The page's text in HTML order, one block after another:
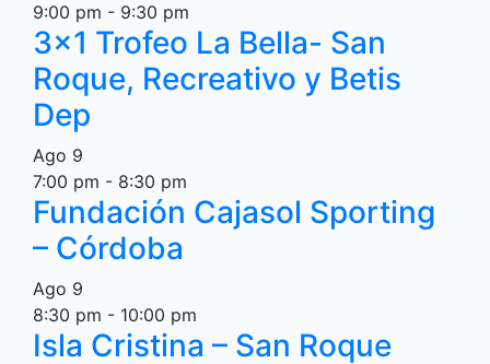
9:00 pm - 9:30 pm
3×1 Trofeo La Bella- San
Roque, Recreativo y Betis
Dep
Ago 9
7:00 pm - 8:30 pm
Fundación Cajasol Sporting
– Córdoba
Ago 9
8:30 pm - 10:00 pm
Isla Cristina – San Roque